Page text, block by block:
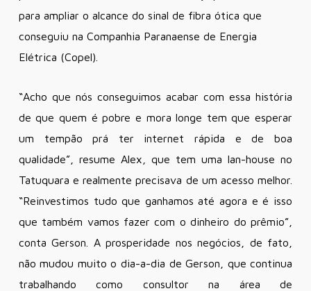
para ampliar o alcance do sinal de fibra ótica que
conseguiu na Companhia Paranaense de Energia
Elétrica (Copel).
“Acho que nós conseguimos acabar com essa história
de que quem é pobre e mora longe tem que esperar
um tempão prá ter internet rápida e de boa
qualidade”, resume Alex, que tem uma lan-house no
Tatuquara e realmente precisava de um acesso melhor.
“Reinvestimos tudo que ganhamos até agora e é isso
que também vamos fazer com o dinheiro do prêmio”,
conta Gerson. A prosperidade nos negócios, de fato,
não mudou muito o dia-a-dia de Gerson, que continua
trabalhando como consultor na área de